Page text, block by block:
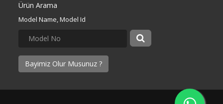
Ürün Arama
Model Name, Model Id
Bayimiz Olur Musunuz ?